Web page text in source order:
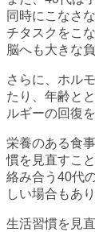
同時にこなさ
チタスクをこ
脳へも大きな
さらに、ホル
たり、年齢と
ルギーの回復
栄養のある食
慣を見直すこ
絡み合う40代
しい場合もあり
生活習慣を見